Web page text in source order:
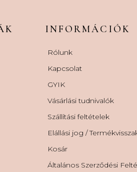
INFORMÁCIÓK
Rólunk
Kapcsolat
GYIK
Vásárlási tudnivalók
Szállítási feltételek
Elállási jog /
Kosár
Általános Szerződési